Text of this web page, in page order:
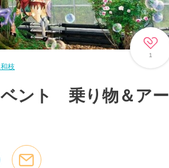
1
枝
ベント 乗り物＆アー